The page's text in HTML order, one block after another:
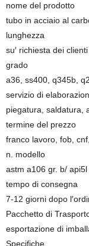
nome del prodotto
tubo in acciaio al
lunghezza
su′ richiesta dei clienti
grado
a36, ss400, q345b,
servizio di
piegatura, saldatura,
termine del prezzo
franco lavoro, fob,
n. modello
astm a106 gr. b/
tempo di consegna
7-12 giorni dopo
Pacchetto di
esportazione di
Specifiche